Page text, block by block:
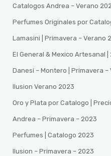
Catalogos Andrea – Verano
Perfumes Originales por
Lamasini | Primavera – Verano
El General & Mexico Artesanal
Danesi – Montero | Primavera –
Ilusion Verano 2023
Oro y Plata por Catalogo |
Andrea – Primavera – 2023
Perfumes | Catalogo 2023
Ilusion – Primavera – 2023